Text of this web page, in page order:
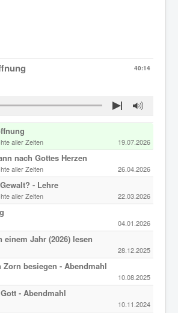
40:14
aller Zeiten 19.07.2026
nach Gottes Herzen
aller Zeiten 26.04.2026
- Lehre
aller Zeiten 22.03.2026
04.01.2026
einem Jahr (2026) lesen
28.12.2025
Zorn besiegen - Abendmahl
10.08.2025
- Abendmahl
10.11.2024